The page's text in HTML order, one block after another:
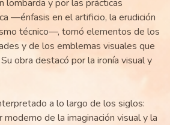
lombarda y por las prácticas
—énfasis en el artificio, la erudición
técnico—, tomó elementos de los
y de los emblemas visuales que
obra destacó por la ironía visual y
a lo largo de los siglos:
de la imaginación visual y la